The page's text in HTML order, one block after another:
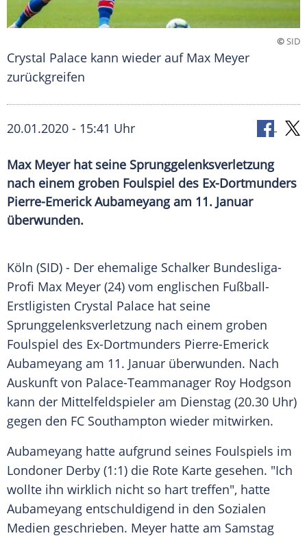
©SID
Crystal Palace kann wieder auf Max Meyer
zurückgreifen
20.01.2020 - 15:41 Uhr
Max Meyer hat seine Sprunggelenksverletzung
nach einem groben Foulspiel des Ex-Dortmunders
Pierre-Emerick Aubameyang am 11. Januar
überwunden.
Köln (SID) - Der ehemalige Schalker Bundesliga-
Profi Max Meyer (24) vom englischen Fußball-
Erstligisten Crystal Palace hat seine
Sprunggelenksverletzung nach einem groben
Foulspiel des Ex-Dortmunders Pierre-Emerick
Aubameyang am 11. Januar überwunden. Nach
Auskunft von Palace-Teammanager Roy Hodgson
kann der Mittelfeldspieler am Dienstag (20.30 Uhr)
gegen den FC Southampton wieder mitwirken.
Aubameyang hatte aufgrund seines Foulspiels im
Londoner Derby (1:1) die Rote Karte gesehen. "Ich
wollte ihn wirklich nicht so hart treffen", hatte
Aubameyang entschuldigend in den Sozialen
Medien geschrieben. Meyer hatte am Samstag